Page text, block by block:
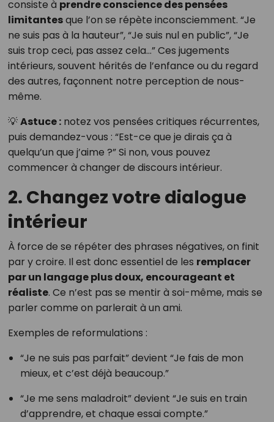
consiste à prendre conscience des pensées
limitantesque l’on se répète inconsciemment. “Je
ne suis pas à la hauteur”, “Je suis nul en public”, “Je
suis trop ceci, pas assez cela…” Ces jugements
intérieurs, souvent hérités de l’enfance ou du regard
des autres, façonnent notre perception de nous-
même.
💡Astuce :notez vos pensées critiques récurrentes,
puis demandez-vous : “Est-ce que je dirais ça à
quelqu’un que j’aime ?” Si non, vous pouvez
commencer à changer de discours intérieur.
2. Changez votre dialogue
intérieur
À force de se répéter des phrases négatives, on finit
par y croire. Il est donc essentiel de les remplacer
par un langage plus doux, encourageant et
réaliste. Ce n’est pas se mentir à soi-même, mais se
parler comme on parlerait à un ami.
Exemples de reformulations :
“Je ne suis pas parfait” devient “Je fais de mon
mieux, et c’est déjà beaucoup.”
“Je me sens maladroit” devient “Je suis en train
d’apprendre, et chaque essai compte.”